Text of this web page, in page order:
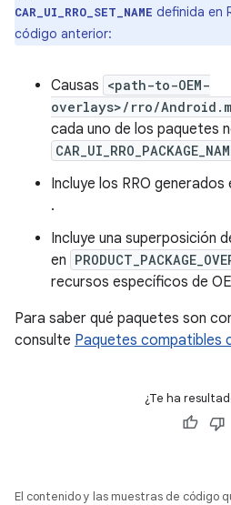
CAR_UI_RRO_SET_NAME definida en
código anterior:
Causas <path-to-OEM-
overlays>/rro/
cada uno de los paquetes
Incluye los RRO generados
.
Incluye una superposición
en
recursos específicos de
Para saber qué paquetes son
consulte Paquetes compatibles
¿Te ha
El contenido y las muestras de código